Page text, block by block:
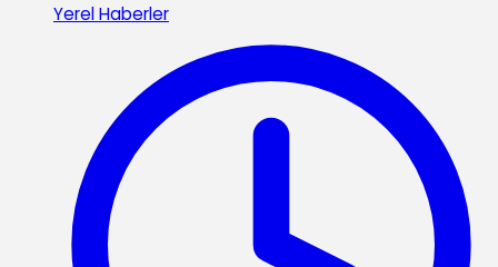
Yerel Haberler